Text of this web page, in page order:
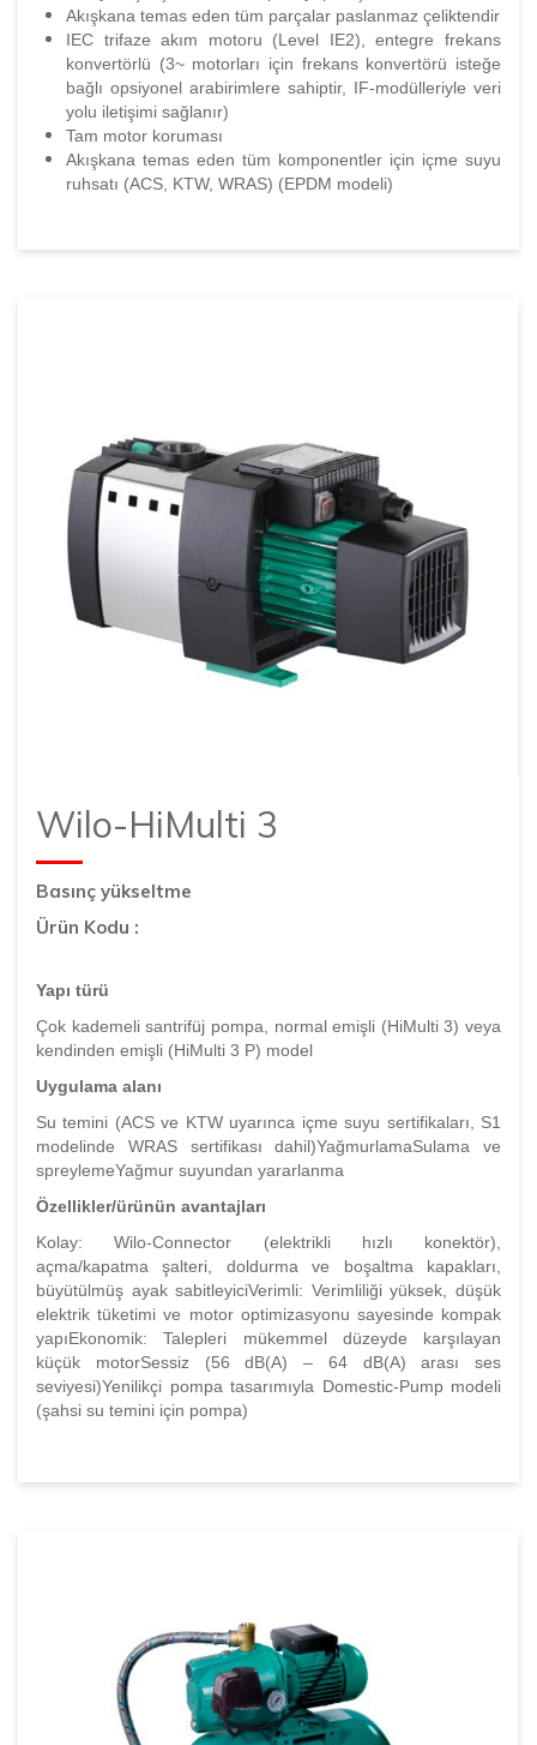
Akışkana temas eden tüm parçalar paslanmaz çeliktendir
IEC trifaze akım motoru (Level IE2), entegre frekans
konvertörlü (3~ motorları için frekans konvertörü isteğe
bağlı opsiyonel arabirimlere sahiptir, IF-modülleriyle veri
yolu iletişimi sağlanır)
Tam motor koruması
Akışkana temas eden tüm komponentler için içme suyu
ruhsatı (ACS, KTW, WRAS) (EPDM modeli)
Wilo-HiMulti 3
Basınç yükseltme
Ürün Kodu :
Yapı türü
Çok kademeli santrifüj pompa, normal emişli (HiMulti 3) veya
kendinden emişli (HiMulti 3 P) model
Uygulama alanı
Su temini (ACS ve KTW uyarınca içme suyu sertifikaları, S1
modelinde WRAS sertifikası dahil)YağmurlamaSulama ve
spreylemeYağmur suyundan yararlanma
Özellikler/ürünün avantajları
Kolay: Wilo-Connector (elektrikli hızlı konektör),
açma/kapatma şalteri, doldurma ve boşaltma kapakları,
büyütülmüş ayak sabitleyiciVerimli: Verimliliği yüksek, düşük
elektrik tüketimi ve motor optimizasyonu sayesinde kompak
yapıEkonomik: Talepleri mükemmel düzeyde karşılayan
küçük motorSessiz (56 dB(A) – 64 dB(A) arası ses
seviyesi)Yenilikçi pompa tasarımıyla Domestic-Pump modeli
(şahsi su temini için pompa)